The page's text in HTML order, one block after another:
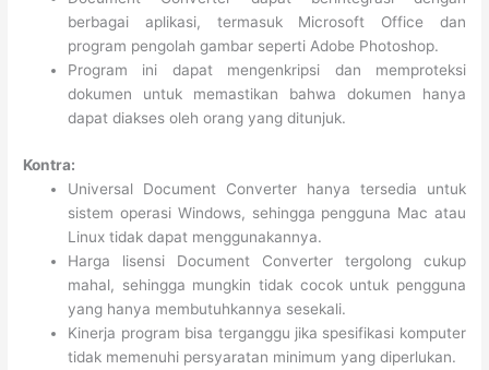
berbagai aplikasi, termasuk Microsoft Office dan
program pengolah gambar seperti Adobe Photoshop.
Program ini dapat mengenkripsi dan memproteksi
dokumen untuk memastikan bahwa dokumen hanya
dapat diakses oleh orang yang ditunjuk.
Kontra:
Universal Document Converter hanya tersedia untuk
sistem operasi Windows, sehingga pengguna Mac atau
Linux tidak dapat menggunakannya.
Harga lisensi Document Converter tergolong cukup
mahal, sehingga mungkin tidak cocok untuk pengguna
yang hanya membutuhkannya sesekali.
Kinerja program bisa terganggu jika spesifikasi komputer
tidak memenuhi persyaratan minimum yang diperlukan.